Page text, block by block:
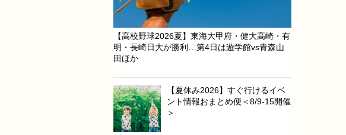
【高校野球2026夏】東海大甲府・健大高崎・有
明・長崎日大が勝利…第4日は遊学館vs青森山
田ほか
【夏休み2026】すぐ行けるイベ
ント情報おまとめ便＜8/9-15開催
＞